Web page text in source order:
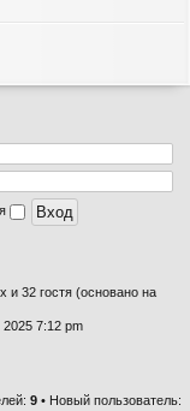
и 32 гостя (основано на
7:12 pm
9 • Новый пользователь: